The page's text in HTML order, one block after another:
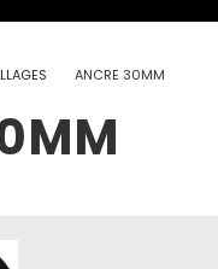
ANCRE 30MM